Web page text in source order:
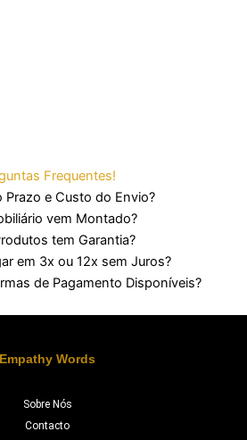
Frequentes!
Prazo e Custo do Envio?
vem Montado?
tem Garantia?
em 3x ou 12x sem Juros?
de Pagamento Disponíveis?
Empathy Words
Sobre Nós
Contacto